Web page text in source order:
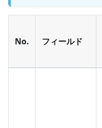
No. フィールド